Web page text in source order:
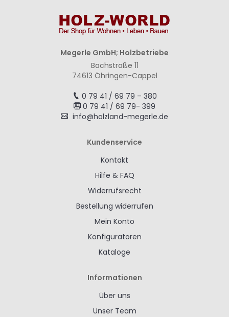
Megerle GmbH; Holzbetriebe
Bachstraße 11
74613 Öhringen-Cappel
0 79 41 / 69 79 – 380
0 79 41 / 69 79- 399
info@holzland-megerle.de
Kundenservice
Kontakt
Hilfe & FAQ
Widerrufsrecht
Bestellung widerrufen
Mein Konto
Konfiguratoren
Kataloge
Informationen
Über uns
Unser Team